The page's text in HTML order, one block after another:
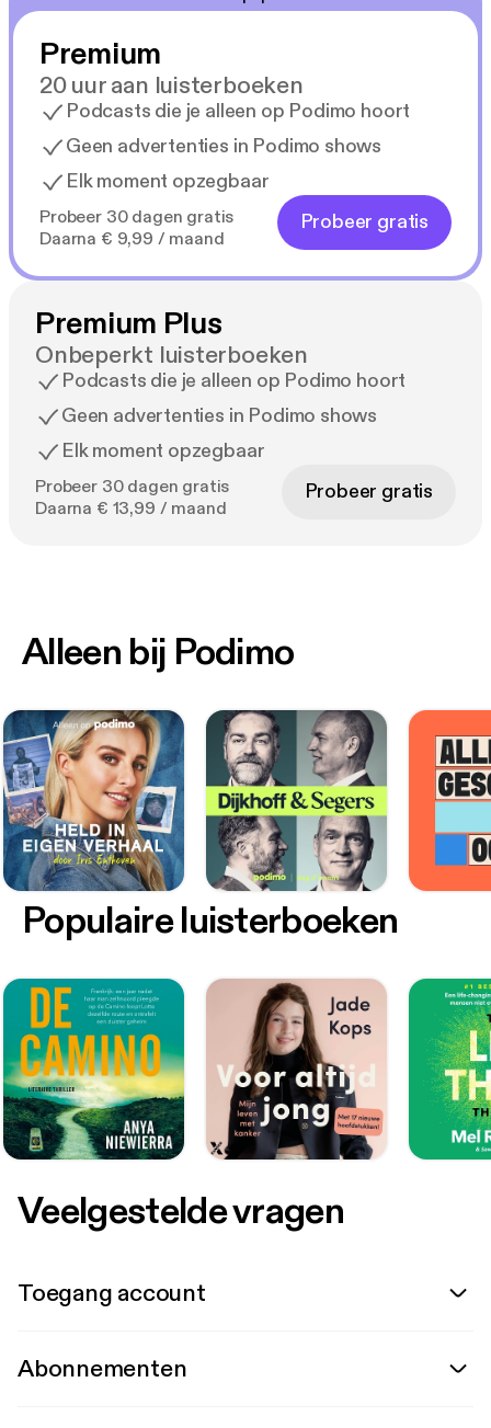
Premium
20 uur aan luisterboeken
Podcasts die je alleen op Podimo hoort
Geen advertenties in Podimo shows
Elk moment opzegbaar
Probeer 30 dagen gratis
Daarna € 9,99 / maand
Probeer gratis
Premium Plus
Onbeperkt luisterboeken
Podcasts die je alleen op Podimo hoort
Geen advertenties in Podimo shows
Elk moment opzegbaar
Probeer 30 dagen gratis
Daarna € 13,99 / maand
Probeer gratis
Alleen bij Podimo
Populaire luisterboeken
Veelgestelde vragen
Toegang account
Abonnementen